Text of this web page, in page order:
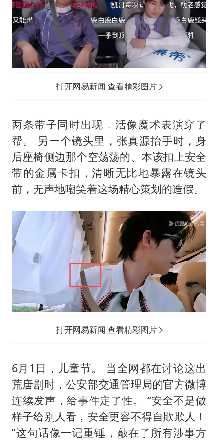
打开网易新闻 查看精彩图片
两条带子同时出现，活像魔术表演穿了
帮。 另一个镜头里，张真源抬手时，身
后座椅侧边那个空荡荡的、本该扣上安全
带的金属卡扣，清晰无比地暴露在镜头
前，无声地嘲笑着这场精心策划的造假。
打开网易新闻 查看精彩图片
6月1日，儿童节。 当全网都在讨论这出
荒唐剧时，公安部交通管理局的官方微博
连续发声，给事件定了性。 “安全不是做
样子给别人看，安全更容不得自欺欺人！
”这句话像一记重锤，敲在了所有涉事方